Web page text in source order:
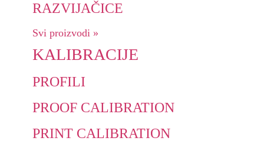
RAZVIJAČICE
Svi proizvodi »
KALIBRACIJE
PROFILI
PROOF CALIBRATION
PRINT CALIBRATION